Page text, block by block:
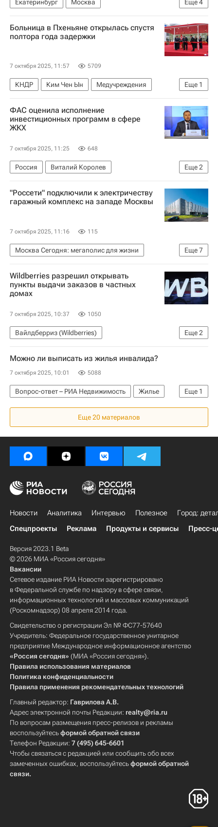
Еще4
Екатеринбург
Москва
Московская область (Подмосковье)
Строительство
Строители Девелоперы
Больница в Пхеньяне открылась спустя
полтора года задержки
7 октября 2025, 11:57 5709
Еще 1
КНДР Ким Чен Ын
Медучреждения
Строительство
ФАС оценила исполнение
инвестиционных программ в сфере
ЖКХ
7 октября 2025, 11:25 648
Еще2
Россия
Виталий Королев
Федеральная антимонопольная служба (ФАС России)
ЖКХ
"Россети" подключили к электричеству
гаражный комплекс на западе Москвы
7 октября 2025, 11:16 115
Еще7
Москва Сегодня: мегаполис для жизни
Москва
Россия
Московская область (Подмосковье)
Россети Московский регион
Комплекс городского хозяйства Москвы
Городское хозяйство Москвы
Wildberries разрешил открывать
пункты выдачи заказов в частных
домах
7 октября 2025, 10:37 1050
Еще2
Вайлдберриз (Wildberries)
Загородная недвижимость
Коммерческая недвижимость
Можно ли выписать из жилья инвалида?
7 октября 2025, 10:01 5088
Еще 1
Вопрос-ответ – РИА Недвижимость
Жилье
Другое - Вопрос-ответ - Полезное
Еще 20 материалов
Новости Аналитика Интервью Полезное
Город:
Спецпроекты
Реклама Продукты и сервисы Пресс-
Версия 2023.1 Beta
© 2026 МИА «Россия сегодня»
Вакансии
Сетевое издание РИА Новости зарегистрировано
в Федеральной службе по надзору в сфере связи,
информационных технологий и массовых коммуникаций
(Роскомнадзор) 08 апреля 2014 года.
Свидетельство о регистрации Эл № ФС77-57640
Учредитель: Федеральное государственное унитарное
предприятие Международное информационное агентство
«Россия сегодня» (МИА «Россия сегодня»).
Правила использования материалов
Политика конфиденциальности
Правила применения рекомендательных технологий
Главный редактор: Гаврилова А.В.
Адрес электронной почты Редакции: realty@ria.ru
По вопросам размещения пресс-релизов и рекламы
воспользуйтесьформой обратной связи
Телефон Редакции: 7 (495) 645-6601
Чтобы связаться с редакцией или сообщить обо всех
замеченных ошибках, воспользуйтесьформой обратной
связи.